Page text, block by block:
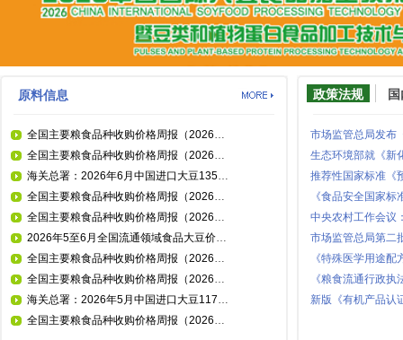
原料信息
全国主要粮食品种收购价格周报（2026年7月21日）
全国主要粮食品种收购价格周报（2026年7月14日）
海关总署：2026年6月中国进口大豆1354.7万吨
全国主要粮食品种收购价格周报（2026年7月7日）
全国主要粮食品种收购价格周报（2026年6月30日）
2026年5至6月全国流通领域食品大豆价格统计分析
全国主要粮食品种收购价格周报（2026年6月23日）
全国主要粮食品种收购价格周报（2026年6月16日）
海关总署：2026年5月中国进口大豆1179.1万吨
全国主要粮食品种收购价格周报（2026年6月9日）
政策法规
市场监管总局发布
市场监管总局第二
《粮食流通行政
新版《有机产品认